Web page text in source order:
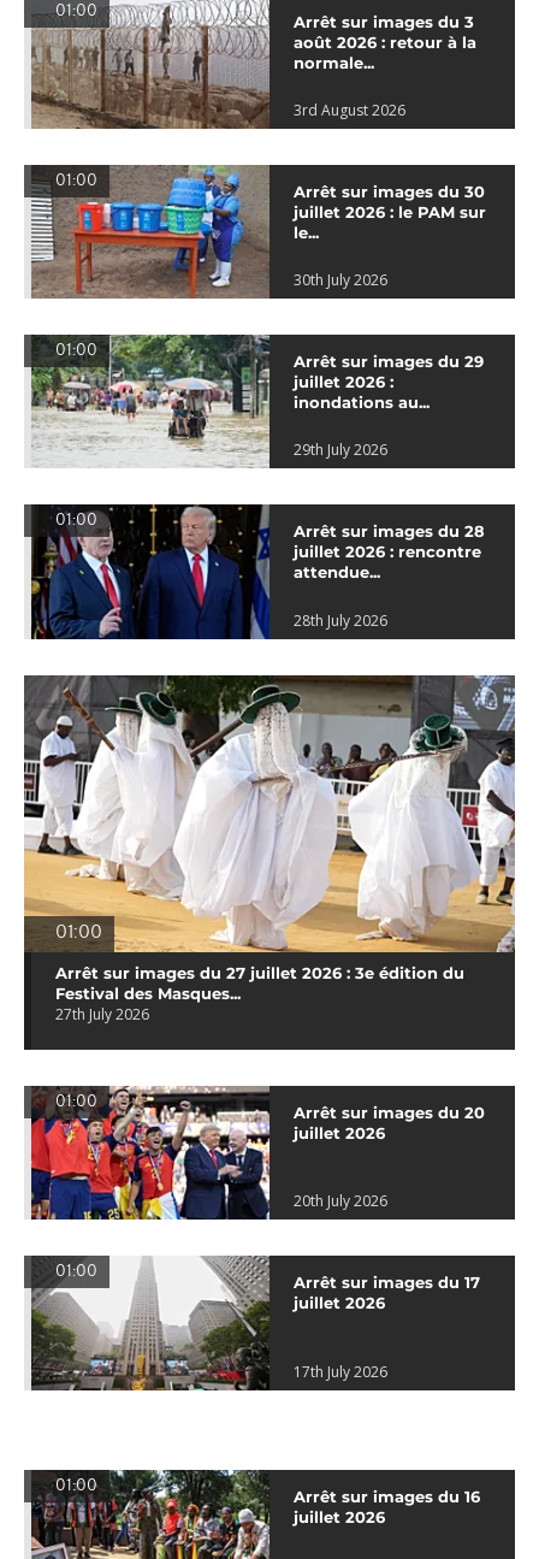
01:00
Arrêt sur images du 3
août 2026 : retour à la
normale...
3rd August 2026
01:00
Arrêt sur images du 30
juillet 2026 : le PAM sur
le...
30th July 2026
01:00
Arrêt sur images du 29
juillet 2026 :
inondations au...
29th July 2026
01:00
Arrêt sur images du 28
juillet 2026 : rencontre
attendue...
28th July 2026
01:00
Arrêt sur images du 27 juillet 2026 : 3e édition du
Festival des Masques...
27th July 2026
01:00
Arrêt sur images du 20
juillet 2026
20th July 2026
01:00
Arrêt sur images du 17
juillet 2026
17th July 2026
01:00
Arrêt sur images du 16
juillet 2026